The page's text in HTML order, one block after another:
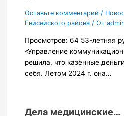
Оставьте комментарий /
Енисейского района/ От
Просмотров: 64 53-летняя
«Управление
решила, что казённые
себя. Летом 2024 г. она…
Дела медицинские…